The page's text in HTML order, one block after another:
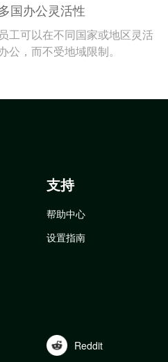
国办公灵活性
员工可以在不同国家或地区灵活
公，而不受地域限制。
支持
帮助中心
设置指南
Reddit